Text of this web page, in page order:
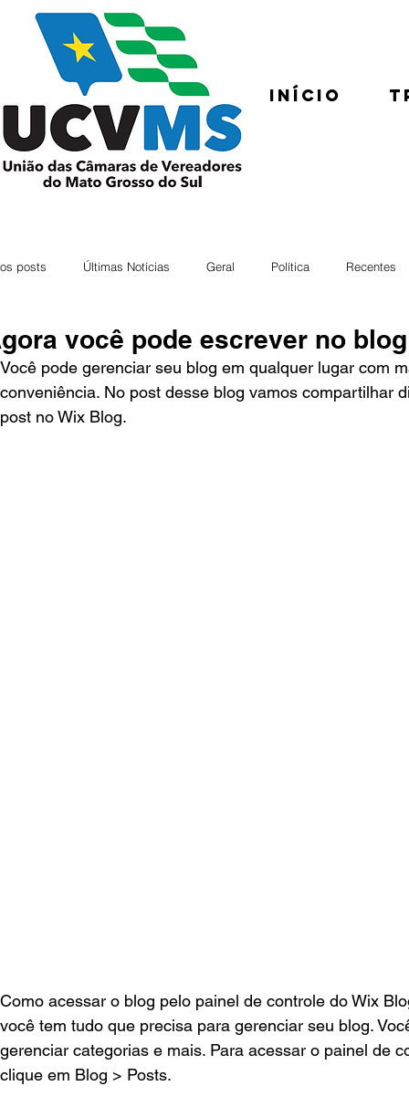
Início
posts Últimas Notícias Geral Política Recentes
você pode escrever no
Você pode gerenciar seu blog em qualquer lugar com
conveniência. No post desse blog vamos compartilhar
post no Wix Blog.
Como acessar o blog pelo painel de controle do Wix
você tem tudo que precisa para gerenciar seu blog.
gerenciar categorias e mais. Para acessar o painel de
clique em Blog > Posts.